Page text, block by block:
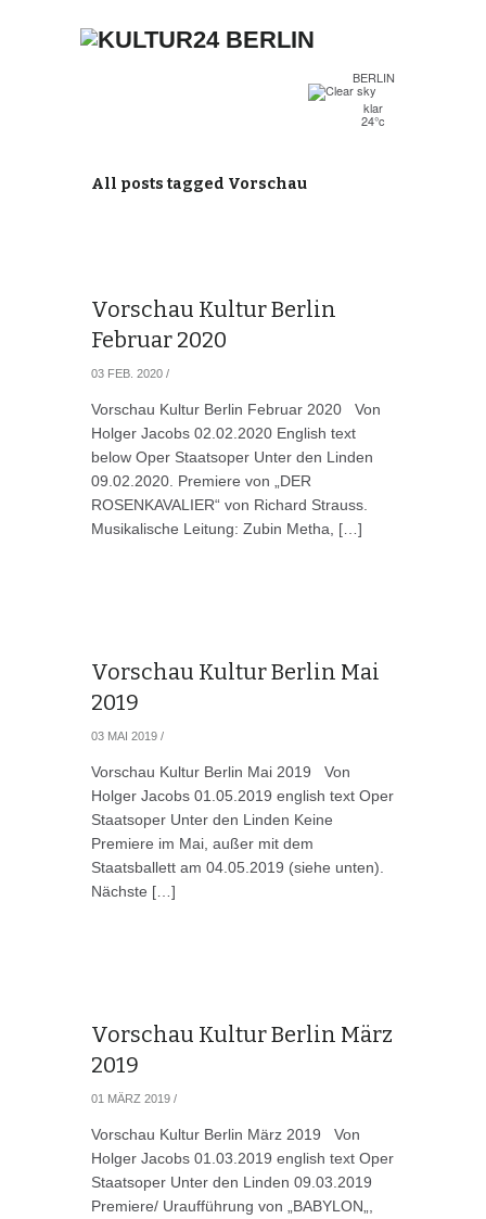
BERLIN
klar
24°c
All posts tagged Vorschau
Vorschau Kultur Berlin
Februar 2020
03 FEB. 2020 /
Vorschau Kultur Berlin Februar 2020 Von
Holger Jacobs 02.02.2020 English text
below Oper Staatsoper Unter den Linden
09.02.2020. Premiere von „DER
ROSENKAVALIER“ von Richard Strauss.
Musikalische Leitung: Zubin Metha, […]
Vorschau Kultur Berlin Mai
2019
03 MAI 2019 /
Vorschau Kultur Berlin Mai 2019 Von
Holger Jacobs 01.05.2019 english text Oper
Staatsoper Unter den Linden Keine
Premiere im Mai, außer mit dem
Staatsballett am 04.05.2019 (siehe unten).
Nächste […]
Vorschau Kultur Berlin März
2019
01 MÄRZ 2019 /
Vorschau Kultur Berlin März 2019 Von
Holger Jacobs 01.03.2019 english text Oper
Staatsoper Unter den Linden 09.03.2019
Premiere/ Uraufführung von „BABYLON„,